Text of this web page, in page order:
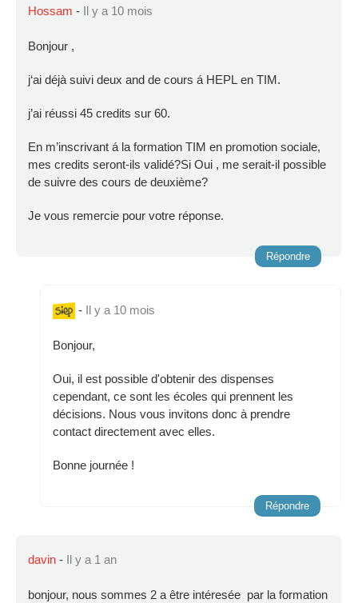
Hossam - Il y a 10 mois
Bonjour ,
j‘ai déjà suivi deux and de cours á HEPL en TIM.
j’ai réussi 45 credits sur 60.
En m’inscrivant á la formation TIM en promotion sociale,
mes credits seront-ils validé?Si Oui , me serait-il possible
de suivre des cours de deuxième?
Je vous remercie pour votre réponse.
Répondre
- Il y a 10 mois
Bonjour,
Oui, il est possible d'obtenir des dispenses
cependant, ce sont les écoles qui prennent les
décisions. Nous vous invitons donc à prendre
contact directement avec elles.
Bonne journée !
Répondre
davin - Il y a 1 an
bonjour, nous sommes 2 a être intéresée par la formation